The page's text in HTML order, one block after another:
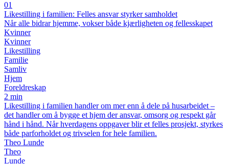
01
Likestilling i familien: Felles ansvar styrker samholdet
Når alle bidrar hjemme, vokser både kjærligheten og fellesskapet
Kvinner
Kvinner
Likestilling
Familie
Samliv
Hjem
Foreldreskap
2 min
Likestilling i familien handler om mer enn å dele på husarbeidet –
det handler om å bygge et hjem der ansvar, omsorg og respekt går
hånd i hånd. Når hverdagens oppgaver blir et felles prosjekt, styrkes
både parforholdet og trivselen for hele familien.
Theo Lunde
Theo
Lunde